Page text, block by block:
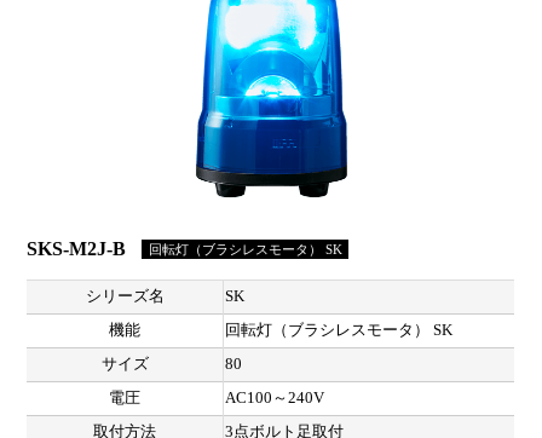
SKS-M2J-B 回転灯（ブラシレスモータ） SK
シリーズ名
SK
機能
回転灯（ブラシレスモータ） SK
サイズ
80
電圧
AC100～240V
取付方法
3点ボルト足取付